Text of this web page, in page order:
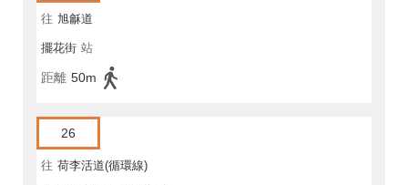
往 旭龢道
擺花街 站
距離 50m
26
往 荷李活道(循環線)